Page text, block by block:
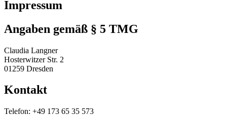
Impressum
Angaben gemäß § 5 TMG
Claudia Langner
Hosterwitzer Str. 2
01259 Dresden
Kontakt
Telefon: +49 173 65 35 573